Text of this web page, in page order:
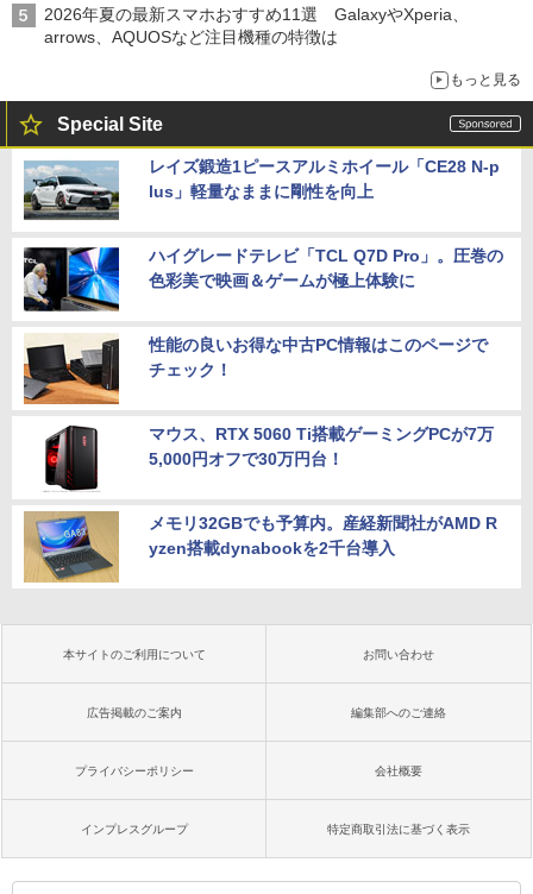
2026年夏の最新スマホおすすめ11選 GalaxyやXperia、
arrows、AQUOSなど注目機種の特徴は
もっと見る
Special Site
レイズ鍛造1ピースアルミホイール「CE28 N-p
lus」軽量なままに剛性を向上
ハイグレードテレビ「TCL Q7D Pro」。圧巻の
色彩美で映画＆ゲームが極上体験に
性能の良いお得な中古PC情報はこのページで
チェック！
マウス、RTX 5060 Ti搭載ゲーミングPCが7万
5,000円オフで30万円台！
メモリ32GBでも予算内。産経新聞社がAMD R
yzen搭載dynabookを2千台導入
本サイトのご利用について お問い合わせ
広告掲載のご案内 編集部へのご連絡
プライバシーポリシー 会社概要
インプレスグループ 特定商取引法に基づく表示